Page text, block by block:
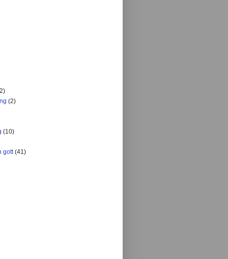
(2)
(10)
gott (41)